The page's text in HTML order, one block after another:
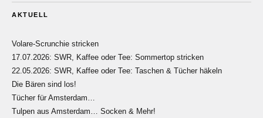
AKTUELL
Volare-Scrunchie stricken
17.07.2026: SWR, Kaffee oder Tee: Sommertop stricken
22.05.2026: SWR, Kaffee oder Tee: Taschen & Tücher häkeln
Die Bären sind los!
Tücher für Amsterdam…
Tulpen aus Amsterdam… Socken & Mehr!